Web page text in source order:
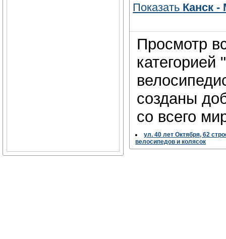
Показать Канск -
Просмотр
категорией
созданы
со всего
ул. 40 лет Октября, 62
велосипедов и колясок